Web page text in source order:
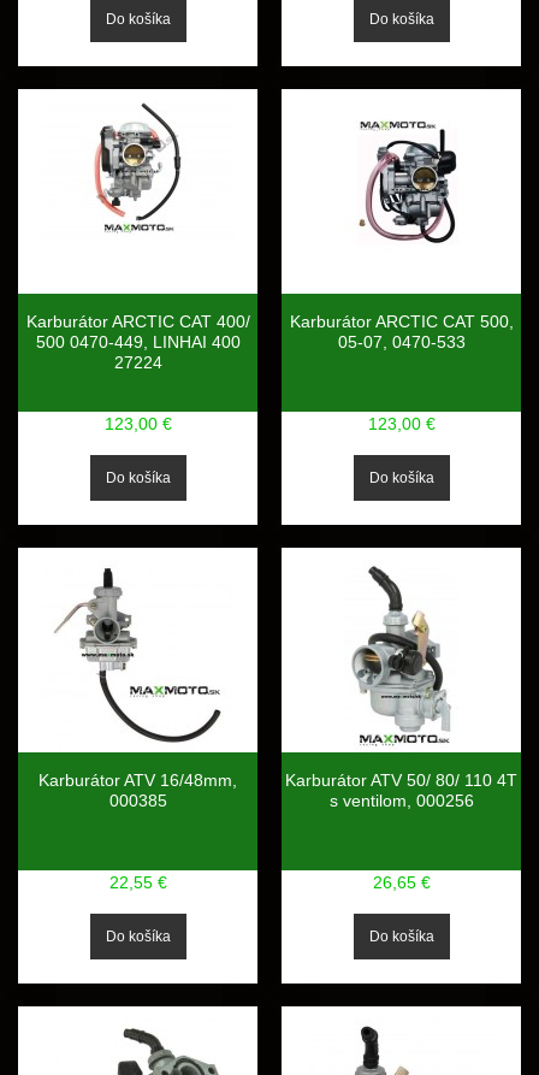
Karburátor ARCTIC CAT 400/
500 0470-449, LINHAI 400
27224
123,00 €
Karburátor ARCTIC CAT 500,
05-07, 0470-533
123,00 €
Karburátor ATV 16/48mm,
000385
22,55 €
Karburátor ATV 50/ 80/ 110 4T
s ventilom, 000256
26,65 €